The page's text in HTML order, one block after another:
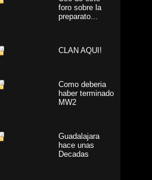
foro sobre la
preparato...
CLAN AQUI!
Como deberia
haber terminado
MW2
Guadalajara
hace unas
Decadas